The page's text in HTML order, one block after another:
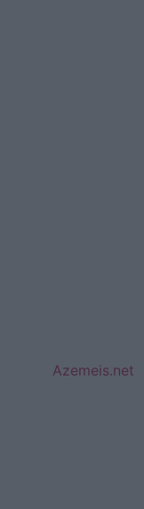
Azemeis.net